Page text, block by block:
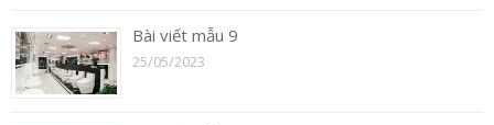
Bài viết mẫu 9
25/05/2023